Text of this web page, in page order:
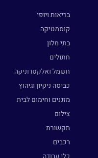
בריאות ויופי
קוסמטיקה
בתי מלון
חתולים
חשמל ואלקטרוניקה
כביסה ניקיון וגיהוץ
מזגנים וחימום לבית
צילום
תקשורת
רכבים